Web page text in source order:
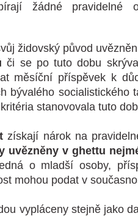
žádné pravidelné
židovský původ
či se po tuto dobu
měsíční příspěvek k
bývalého socialistického
stanovovala tuto
získají nárok na
uvězněny v ghettu
o mladší osoby,
mohou podat v
vypláceny stejně jako